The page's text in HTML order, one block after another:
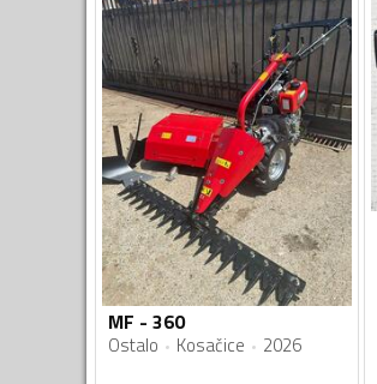
MF - 360
Ostalo Kosačice 2026